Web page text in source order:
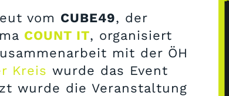
vom CUBE49, der
COUNT IT, organisiert
mit der ÖH
Kreis wurde das Event
wurde die Veranstaltung